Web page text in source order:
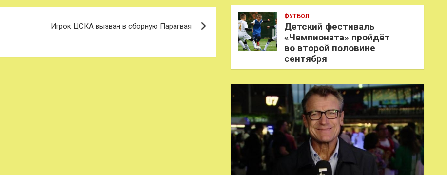
Игрок ЦСКА вызван в сборную Парагвая
ФУТБОЛ
Детский фестиваль
«Чемпионата» пройдёт
во второй половине
сентября